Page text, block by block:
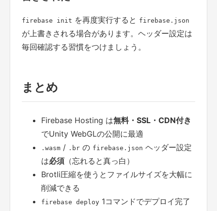
firebase init を再度実行すると firebase.json
が上書きされる場合があります。ヘッダー設定は
毎回確認する習慣をつけましょう。
まとめ
Firebase Hosting は無料・SSL・CDN付き
でUnity WebGLの公開に最適
.wasm / .br の firebase.json ヘッダー設定
は必須 （忘れると真っ白）
Brotli圧縮を使うとファイルサイズを大幅に
削減できる
firebase deploy 1コマンドでデプロイ完了